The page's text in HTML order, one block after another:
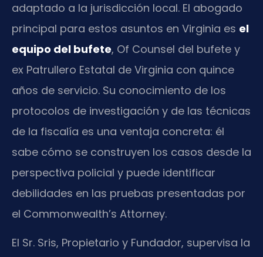
adaptado a la jurisdicción local. El abogado
principal para estos asuntos en Virginia es el
equipo del bufete, Of Counsel del bufete y
ex Patrullero Estatal de Virginia con quince
años de servicio. Su conocimiento de los
protocolos de investigación y de las técnicas
de la fiscalía es una ventaja concreta: él
sabe cómo se construyen los casos desde la
perspectiva policial y puede identificar
debilidades en las pruebas presentadas por
el Commonwealth’s Attorney.
El Sr. Sris, Propietario y Fundador, supervisa la